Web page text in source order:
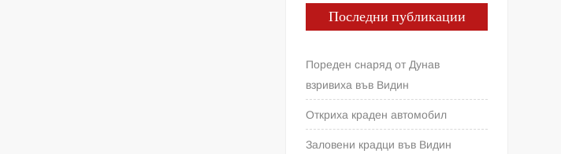
Последни публикации
Пореден снаряд от Дунав
взривиха във Видин
Откриха краден автомобил
Заловени крадци във Видин